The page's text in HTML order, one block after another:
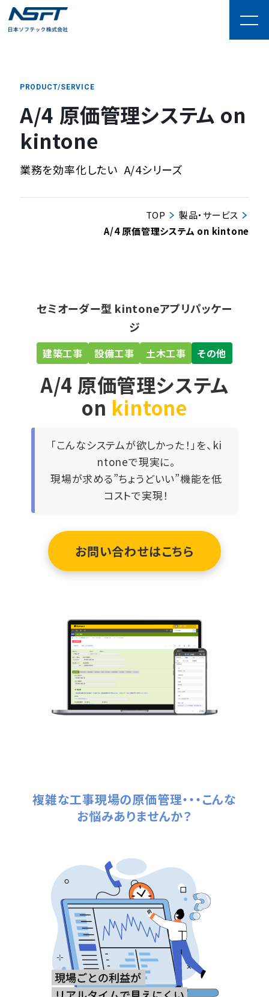
PRODUCT/SERVICE
A/4 原価管理システム on
kintone
業務を効率化したい A/4シリーズ
TOP
製品・サービス
A/4 原価管理システム on kintone
セミオーダー型 kintoneアプリパッケー
ジ
建築工事 設備工事 土木工事 その他
A/4 原価管理システム
on kintone
「こんなシステムが欲しかった！」を、ki
ntoneで現実に。
現場が求める”ちょうどいい”機能を低
コストで実現！
お問い合わせはこちら
複雑な工事現場の原価管理・・・こんな
お悩みありませんか？